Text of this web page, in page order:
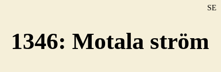
SE
EN
1346: Motala ström